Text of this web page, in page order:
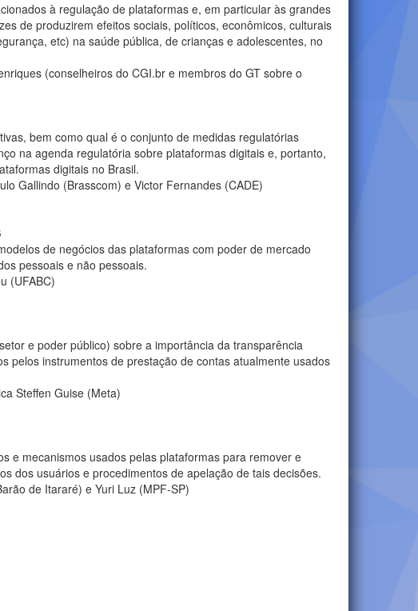
à regulação de plataformas e, em particular às grandes
de produzirem efeitos sociais, políticos, econômicos, culturais
etc) na saúde pública, de crianças e adolescentes, no
(conselheiros do CGI.br e membros do GT sobre o
bem como qual é o conjunto de medidas regulatórias
na agenda regulatória sobre plataformas digitais e, portanto,
digitais no Brasil.
Gallindo (Brasscom) e Victor Fernandes (CADE)
de negócios das plataformas com poder de mercado
pessoais e não pessoais.
(UFABC)
e poder público) sobre a importância da transparência
pelos instrumentos de prestação de contas atualmente usados
Steffen Guise (Meta)
e mecanismos usados pelas plataformas para remover e
dos usuários e procedimentos de apelação de tais decisões.
de Itararé) e Yuri Luz (MPF-SP)